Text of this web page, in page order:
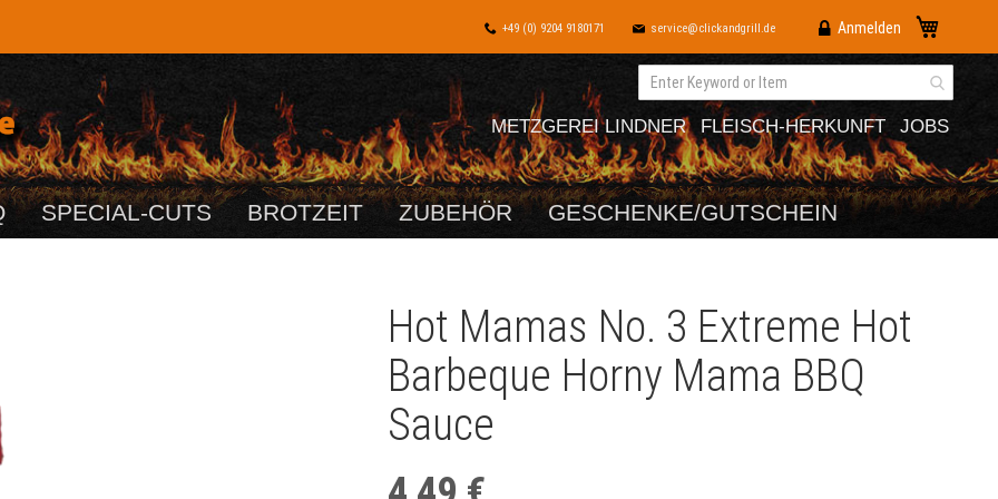
Direkt
Inhalt
Anmelden
+49 (0) 9204 9180171 service@clickandgrill.de
METZGEREI LINDNER FLEISCH-HERKUNFT JOBS
SPECIAL-CUTS BROTZEIT ZUBEHÖR GESCHENKE/GUTSCHEIN
Hot Mamas No. 3 Extreme Hot
Barbeque Horny Mama BBQ
Sauce